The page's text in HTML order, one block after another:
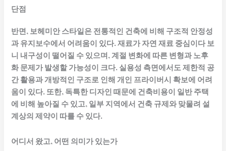
단점
반면, 보헤미안 스타일은 전통적인 건축에 비해 구조적 안정성
과 유지보수에서 어려움이 있다. 재료가 자연 재료 중심이다 보
니 내구성이 떨어질 수 있으며, 계절 변화에 따른 변형과 노후
화 문제가 발생할 가능성이 크다. 실용성 측면에서도 제한적 공
간 활용과 개방적인 구조로 인해 개인 프라이버시 확보에 어려
움이 있다. 또한, 독특한 디자인 때문에 건축비용이 일반 주택
에 비해 높아질 수 있고, 일부 지역에서 건축 규제와 맞물려 설
계상의 제약이 따를 수 있다.
어디서 왔고, 어떤 의미가 있는가